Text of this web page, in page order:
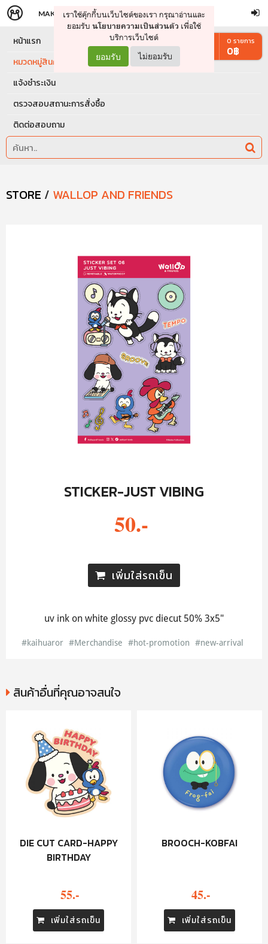
จัดการรถเข็น ดำเนินการต่อ
MAKERS STORE
เราใช้คุ๊กกี้บนเว็บไซต์ของเรา กรุณาอ่านและ
ยอมรับ นโยบายความเป็นส่วนตัว เพื่อใช้
บริการเว็บไซต์
ยอมรับ ไม่ยอมรับ
หน้าแรก
หมวดหมู่สินค้า
แจ้งชำระเงิน
ตรวจสอบสถานะการสั่งซื้อ
ติดต่อสอบถาม
0 รายการ
0฿
STORE / WALLOP AND FRIENDS
STICKER-JUST VIBING
50.-
เพิ่มใส่รถเข็น
uv ink on white glossy pvc diecut 50% 3x5"
#kaihuaror #Merchandise #hot-promotion #new-arrival
สินค้าอื่นที่คุณอาจสนใจ
DIE CUT CARD-HAPPY
BIRTHDAY
55.-
เพิ่มใส่รถเข็น
BROOCH-KOBFAI
45.-
เพิ่มใส่รถเข็น